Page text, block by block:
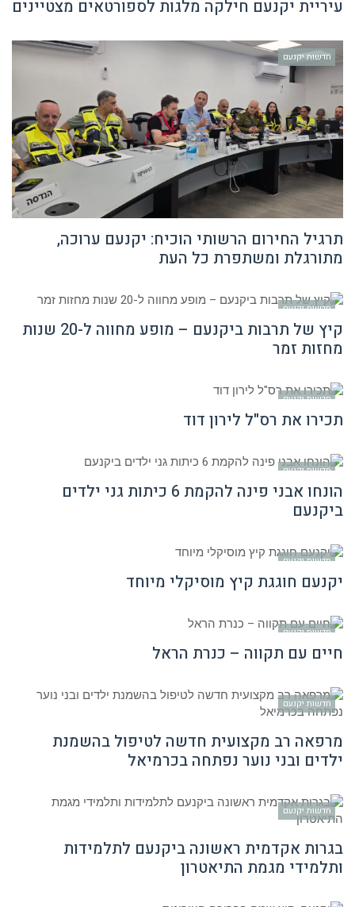
עיריית יקנעם חילקה מלגות לספורטאים מצטיינים
חדשות יקנעם
תרגיל החירום הרשותי הוכיח: יקנעם ערוכה,
מתורגלת ומשתפרת כל העת
חדשות יקנעם
קיץ של תרבות ביקנעם – מופע מחווה ל-20 שנות
מחזות זמר
חדשות יקנעם
תכירו את רס"ל לירון דוד
חדשות יקנעם
הונחו אבני פינה להקמת 6 כיתות גני ילדים
ביקנעם
חדשות יקנעם
יקנעם חוגגת קיץ מוסיקלי מיוחד
חדשות יקנעם
חיים עם תקווה – כנרת הראל
חדשות יקנעם
מרפאה רב מקצועית חדשה לטיפול בהשמנת
ילדים ובני נוער נפתחה בכרמיאל
חדשות יקנעם
בגרות אקדמית ראשונה ביקנעם לתלמידות
ותלמידי מגמת התיאטרון